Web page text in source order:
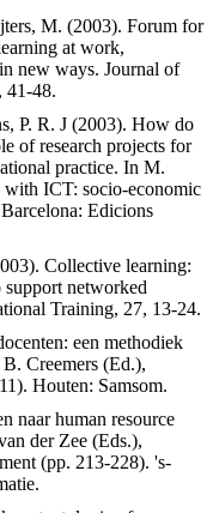
M. (2003). Forum for
at work,
new ways. Journal of
41-48.
P. R. J (2003). How do
of research projects for
practice. In M.
ICT: socio-economic
Edicions
Collective learning:
support networked
Training, 27, 13-24.
een methodiek
Creemers (Ed.),
Houten: Samsom.
naar human resource
der Zee (Eds.),
(pp. 213-228). 's-